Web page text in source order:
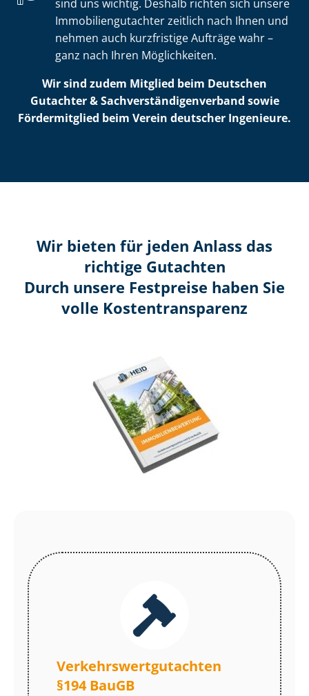
sind uns wichtig. Deshalb richten sich unsere
Im­mo­bi­li­en­gut­ach­ter zeitlich nach Ihnen und
nehmen auch kurzfristige Aufträge wahr –
ganz nach Ihren Möglichkeiten.
Wir sind zudem Mitglied beim Deutschen
Gutachter & Sach­ver­stän­di­gen­ver­band sowie
Fördermitglied beim Verein deutscher Ingenieure.
Wir bieten für jeden Anlass das
richtige Gutachten
Durch unsere Festpreise haben Sie
volle Kosten­transparenz
Ver­kehrs­wert­gut­ach­ten
§194 BauGB